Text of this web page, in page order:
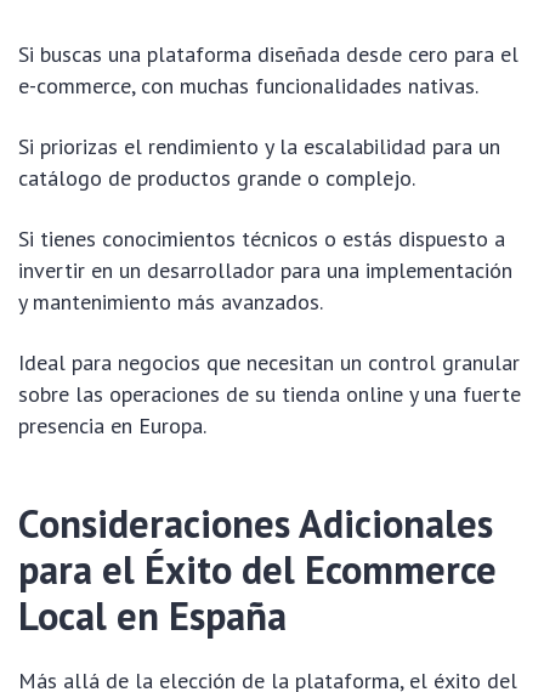
Si buscas una plataforma diseñada desde cero para el
e-commerce, con muchas funcionalidades nativas.
Si priorizas el rendimiento y la escalabilidad para un
catálogo de productos grande o complejo.
Si tienes conocimientos técnicos o estás dispuesto a
invertir en un desarrollador para una implementación
y mantenimiento más avanzados.
Ideal para negocios que necesitan un control granular
sobre las operaciones de su tienda online y una fuerte
presencia en Europa.
Consideraciones Adicionales
para el Éxito del Ecommerce
Local en España
Más allá de la elección de la plataforma, el éxito del